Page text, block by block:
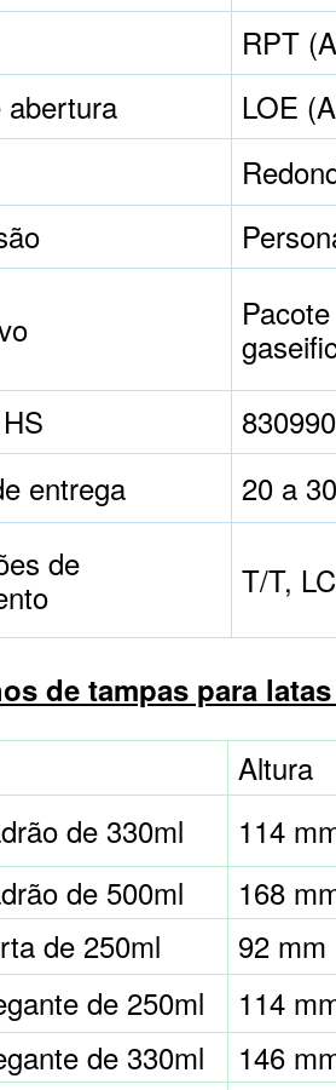
RPT
abertura
LOE
830990
entrega
20 a
de
T/T, LC
de tampas para
Altura
de 330ml
114
de 500ml
168
de 250ml
92 mm
de 250ml
114
de 330ml
146